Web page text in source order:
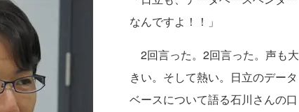
なんですよ！！」
2回言った。2回言った。声も大
きい。そして熱い。日立のデータ
ベースについて語る石川さんの口